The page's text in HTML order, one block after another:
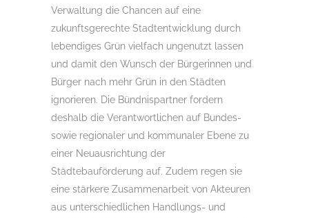
Verwaltung die Chancen auf eine
zukunftsgerechte Stadtentwicklung durch
lebendiges Grün vielfach ungenutzt lassen
und damit den Wunsch der Bürgerinnen und
Bürger nach mehr Grün in den Städten
ignorieren. Die Bündnispartner fordern
deshalb die Verantwortlichen auf Bundes-
sowie regionaler und kommunaler Ebene zu
einer Neuausrichtung der
Städtebauförderung auf. Zudem regen sie
eine stärkere Zusammenarbeit von Akteuren
aus unterschiedlichen Handlungs- und